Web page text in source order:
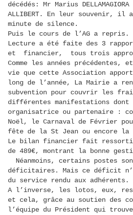
décédés: Mr Marius
ALLIBERT. En leur souvenir, il a
minute de silence.
Puis le cours de l’AG a repris.
Lecture a été faite des 3
et financier, tous trois
Comme les années précédentes,
vie que cette Association
long de l’année, La Mairie a
subvention pour couvrir les
différentes manifestations dont
organisatrice ou partenaire :
Noël, le Carnaval de Février
fête de la St Jean ou encore la
Le bilan financier fait
de 489€, montrant la bonne
Néanmoins, certains postes
déficitaires. Mais ce déficit
du service rendu aux adhérents.
A l’inverse, les lotos, eux,
et cela, grâce au soutien des
l’équipe du Président qui